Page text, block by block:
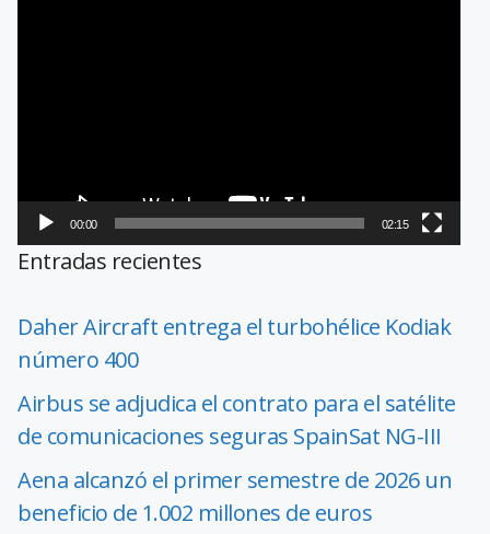
00:00 02:15
Entradas recientes
Daher Aircraft entrega el turbohélice Kodiak
número 400
Airbus se adjudica el contrato para el satélite
de comunicaciones seguras SpainSat NG-III
Aena alcanzó el primer semestre de 2026 un
beneficio de 1.002 millones de euros